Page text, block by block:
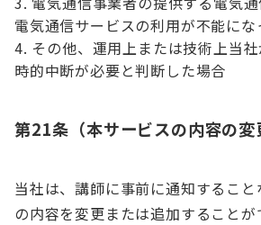
電気通信サービスの利用が不能にな
その他、運用上または技術上当
時的中断が必要と判断した場合
第21条（本サービスの内容の変
当社は、講師に事前に通知するこ
の内容を変更または追加すること